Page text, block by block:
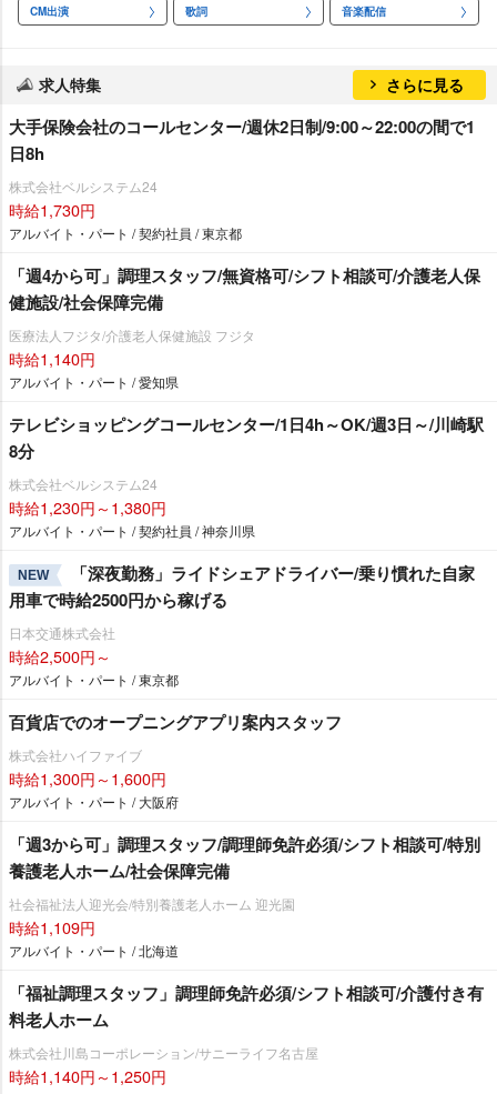
CM出演 歌詞 音楽配信
求人特集 さらに見る
大手保険会社のコールセンター/週休2日制/9:00～22:00の間で1
日8h
株式会社ベルシステム24
時給1,730円
アルバイト・パート / 契約社員 / 東京都
「週4から可」調理スタッフ/無資格可/シフト相談可/介護老人保
健施設/社会保障完備
医療法人フジタ/介護老人保健施設 フジタ
時給1,140円
アルバイト・パート / 愛知県
テレビショッピングコールセンター/1日4h～OK/週3日～/川崎駅
8分
株式会社ベルシステム24
時給1,230円～1,380円
アルバイト・パート / 契約社員 / 神奈川県
NEW
「深夜勤務」ライドシェアドライバー/乗り慣れた自家
用車で時給2500円から稼げる
日本交通株式会社
時給2,500円～
アルバイト・パート / 東京都
百貨店でのオープニングアプリ案内スタッフ
株式会社ハイファイブ
時給1,300円～1,600円
アルバイト・パート / 大阪府
「週3から可」調理スタッフ/調理師免許必須/シフト相談可/特別
養護老人ホーム/社会保障完備
社会福祉法人迎光会/特別養護老人ホーム 迎光園
時給1,109円
アルバイト・パート / 北海道
「福祉調理スタッフ」調理師免許必須/シフト相談可/介護付き有
料老人ホーム
株式会社川島コーポレーション/サニーライフ名古屋
時給1,140円～1,250円